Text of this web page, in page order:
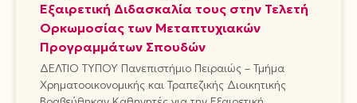
Εξαιρετική Διδασκαλία τους στην Τελετή
Ορκωμοσίας των Μεταπτυχιακών
Προγραμμάτων Σπουδών
ΔΕΛΤΙΟ ΤΥΠΟΥ Πανεπιστήμιο Πειραιώς – Τμήμα
Χρηματοοικονομικής και Τραπεζικής Διοικητικής